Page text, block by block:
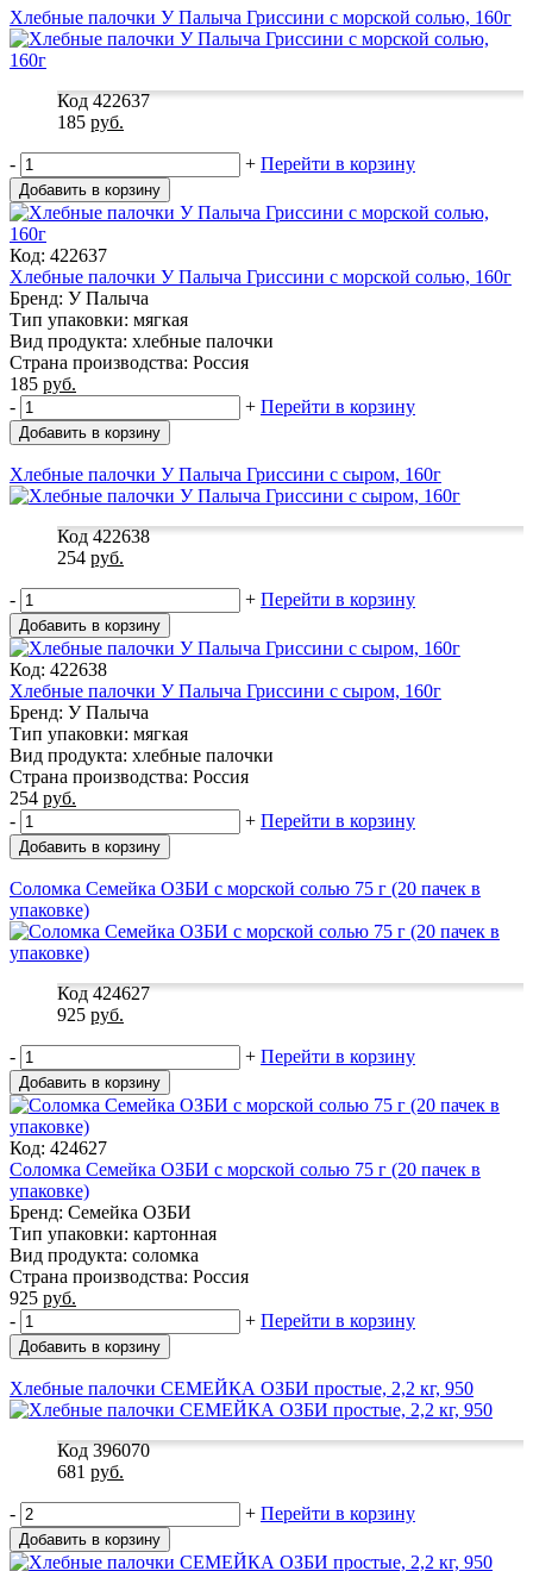
Хлебные палочки У Палыча Гриссини с морской солью, 160г
Код 422637
185 руб.
- + Перейти в корзину
Добавить в корзину
Код: 422637
Хлебные палочки У Палыча Гриссини с морской солью, 160г
Бренд: У Палыча
Тип упаковки: мягкая
Вид продукта: хлебные палочки
Страна производства: Россия
185 руб.
-
+ Перейти в корзину
Добавить в корзину
Хлебные палочки У Палыча Гриссини с сыром, 160г
Код 422638
254 руб.
- + Перейти в корзину
Добавить в корзину
Код: 422638
Хлебные палочки У Палыча Гриссини с сыром, 160г
Бренд: У Палыча
Тип упаковки: мягкая
Вид продукта: хлебные палочки
Страна производства: Россия
254 руб.
-
+ Перейти в корзину
Добавить в корзину
Соломка Семейка ОЗБИ с морской солью 75 г (20 пачек в
упаковке)
Код 424627
925 руб.
- + Перейти в корзину
Добавить в корзину
Код: 424627
Соломка Семейка ОЗБИ с морской солью 75 г (20 пачек в
упаковке)
Бренд: Семейка ОЗБИ
Тип упаковки: картонная
Вид продукта: соломка
Страна производства: Россия
925 руб.
-
+ Перейти в корзину
Добавить в корзину
Хлебные палочки СЕМЕЙКА ОЗБИ простые, 2,2 кг, 950
Код 396070
681 руб.
- + Перейти в корзину
Добавить в корзину